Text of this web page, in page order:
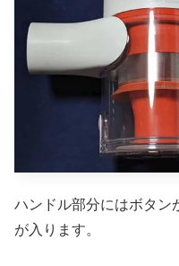
ハンドル部分にはボタン
が入ります。